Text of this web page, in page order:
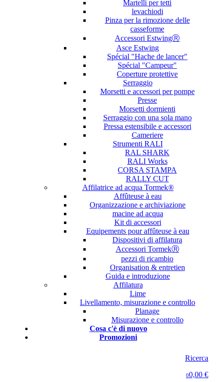
Martelli per tetti
levachiodi
Pinza per la rimozione delle
casseforme
Accessori EstwingⓇ
Asce Estwing
Spécial "Hache de lancer"
Spécial "Campeur"
Coperture protettive
Serraggio
Morsetti e accessori per pompe
Presse
Morsetti dormienti
Serraggio con una sola mano
Pressa estensibile e accessori
Cameriere
Strumenti RALI
RAL SHARK
RALI Works
CORSA STAMPA
RALLY CUT
Affilatrice ad acqua Tormek®
Affûteuse à eau
Organizzazione e archiviazione
macine ad acqua
Kit di accessori
Equipements pour affûteuse à eau
Dispositivi di affilatura
Accessori TormekⓇ
pezzi di ricambio
Organisation & entretien
Guida e introduzione
Affilatura
Lime
Livellamento, misurazione e controllo
Planage
Misurazione e controllo
Cosa c'è di nuovo
Promozioni
Ricerca
00,00 €